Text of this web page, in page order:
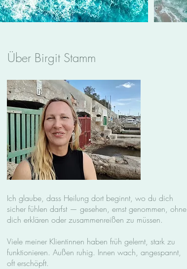
Über Birgit Stamm
Ich glaube, dass Heilung dort beginnt, wo du dich
sicher fühlen darfst — gesehen, ernst genommen, ohne
dich erklären oder zusammenreißen zu müssen.
Viele meiner Klientinnen haben früh gelernt, stark zu
funktionieren. Außen ruhig. Innen wach, angespannt,
oft erschöpft.